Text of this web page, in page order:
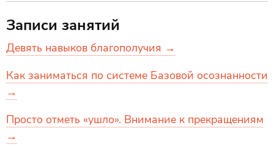
Записи занятий
Девять навыков благополучия →
Как заниматься по системе Базовой осознанности
→
Просто отметь «ушло». Внимание к прекращениям
→